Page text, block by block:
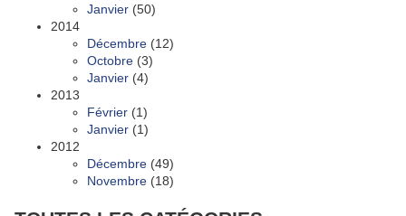
Janvier (50)
2014
Décembre (12)
Octobre (3)
Janvier (4)
2013
Février (1)
Janvier (1)
2012
Décembre (49)
Novembre (18)